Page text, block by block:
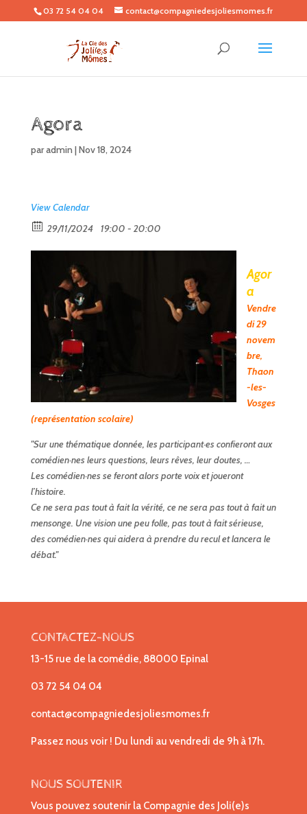
03 72 54 04 04 contact@compagniedesjoliesmomes.fr
Agora
paradmin |Nov 18, 2024
View Calendar
29/11/2024
19:00 - 20:00
Agor
a
Vendre
di 29
novem
bre,
Thaon
-les-
Vosges
(représentation scolaire)
"Sur une thématique donnée, les participant·es confieront aux
comédien·nes leurs questions, leurs rêves, leur doutes, …
Les comédien·nes se feront alors porte voix et joueront
l’histoire.
Ce ne sera pas tout à fait la vérité, ce ne sera pas tout à fait un
mensonge. Une vision une peu folle, pas tout à fait sérieuse,
des comédien·nes qui aidera à prendre du recul et lancera le
débat."
CONTACTEZ-NOUS
13-15 rue de la comédie, 88000 Epinal
03 72 54 04 04
contact@compagniedesjoliesmomes.fr
Passez nous voir ! Du lundi au vendredi de 9h à 17h.
NOUS SOUTENIR
Vous pouvez soutenir la Compagnie des Joli(e)s